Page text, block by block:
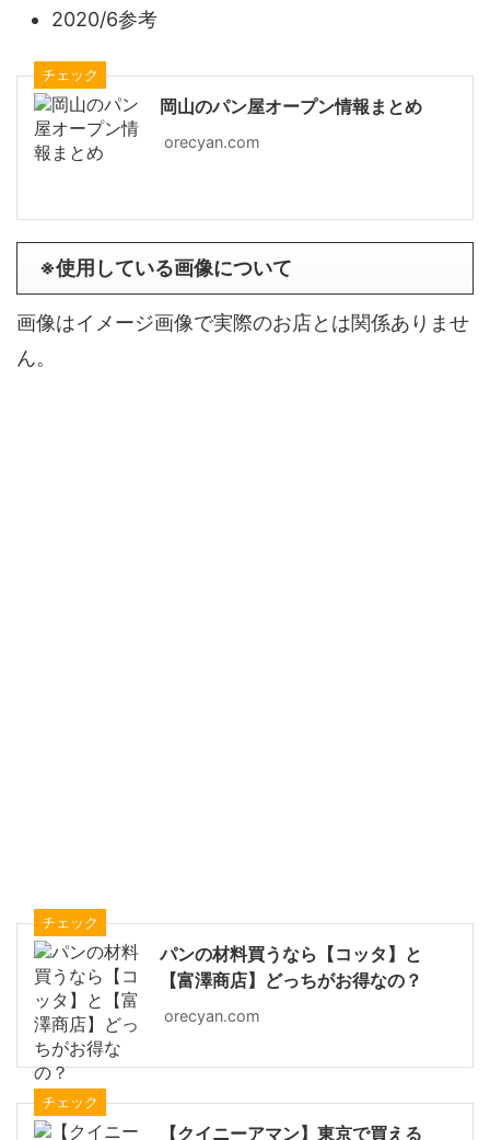
2020/6参考
チェック
岡山のパン屋オープン情報まとめ
orecyan.com
※使用している画像について
画像はイメージ画像で実際のお店とは関係ありませ
ん。
チェック
パンの材料買うなら【コッタ】と
【富澤商店】どっちがお得なの？
orecyan.com
チェック
【クイニーアマン】東京で買える